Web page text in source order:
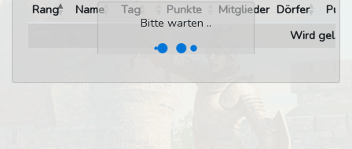
Bitte warten ..
Rang Name Tag Punkte Mitglieder Dörfer
Wird